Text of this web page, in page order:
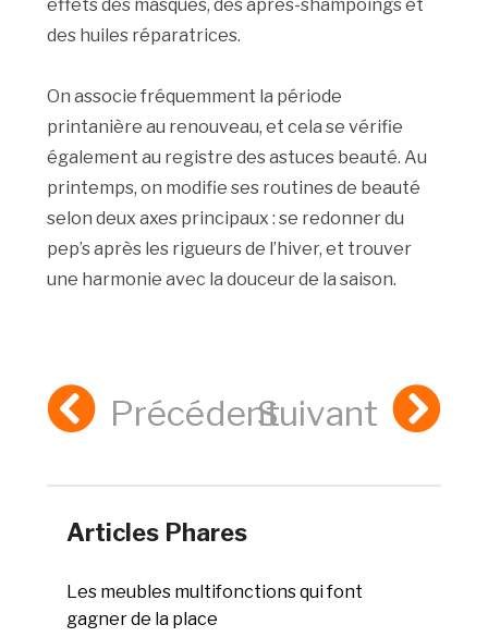
effets des masques, des après-shampoings et
des huiles réparatrices.
On associe fréquemment la période
printanière au renouveau, et cela se vérifie
également au registre des astuces beauté. Au
printemps, on modifie ses routines de beauté
selon deux axes principaux : se redonner du
pep’s après les rigueurs de l’hiver, et trouver
une harmonie avec la douceur de la saison.
PrécédentSuivant
Articles Phares
Les meubles multifonctions qui font
gagner de la place